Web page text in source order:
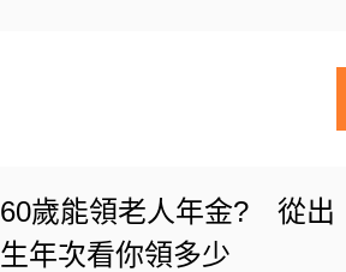
60歲能領老人年金? 從出
生年次看你領多少